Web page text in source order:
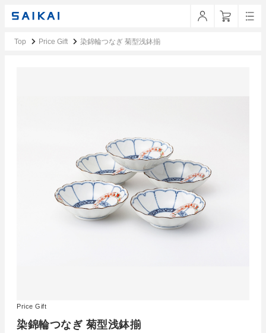
Top Price Gift 染錦輪つなぎ 菊型浅鉢揃
染錦輪つなぎ 菊型浅鉢揃
Price Gift